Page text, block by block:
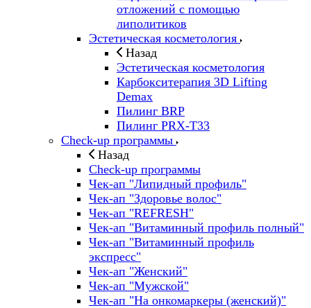
отложений с помощью
липолитиков
Эстетическая косметология
Назад
Эстетическая косметология
Карбокситерапия 3D Lifting
Demax
Пилинг BRP
Пилинг PRX-T33
Check-up программы
Назад
Check-up программы
Чек-ап "Липидный профиль"
Чек-ап "Здоровье волос"
Чек-ап "REFRESH"
Чек-ап "Витаминный профиль полный"
Чек-ап "Витаминный профиль
экспресс"
Чек-ап "Женский"
Чек-ап "Мужской"
Чек-ап "На онкомаркеры (женский)"